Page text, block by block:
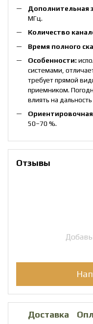
Дополнительная
МГц.
Количество
Время полного
Особенности:
системами,
требует прямой
приемником.
влиять на
50–70 %.
Отзывы
Доставка